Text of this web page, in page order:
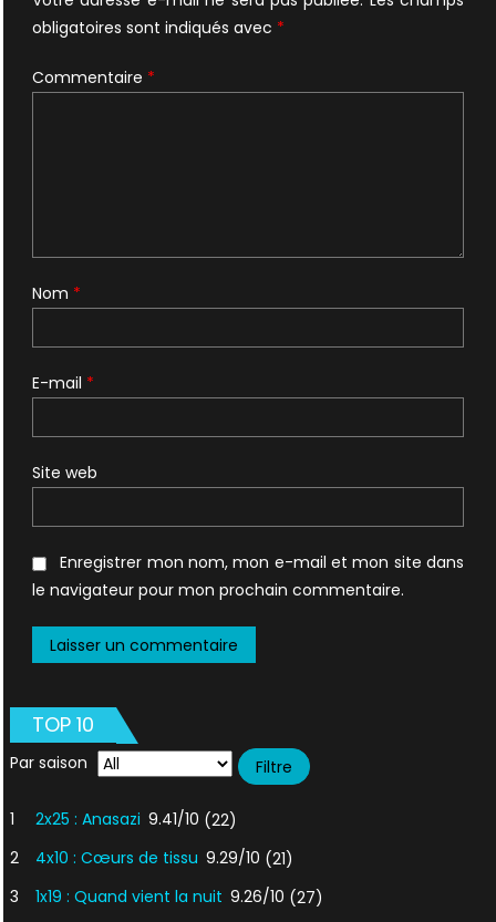
obligatoires sont indiqués avec *
Commentaire *
Nom *
E-mail *
Site web
Enregistrer mon nom, mon e-mail et mon site dans
le navigateur pour mon prochain commentaire.
TOP 10
Par saison
1 2x25 : Anasazi 9.41/10 (22)
2
4x10 : Cœurs de tissu 9.29/10 (21)
3
1x19 : Quand vient la nuit 9.26/10 (27)